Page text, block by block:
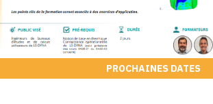
PROCHAINES DATES